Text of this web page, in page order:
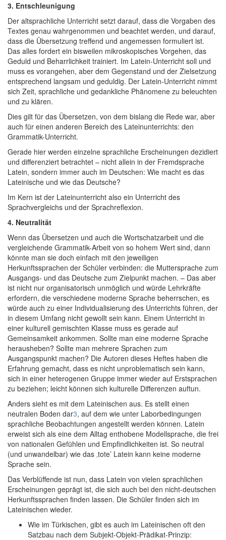
3. Entschleunigung
Der altsprachliche Unterricht setzt darauf, dass die Vorgaben des
Textes genau wahrgenommen und beachtet werden, und darauf,
dass die Übersetzung treffend und angemessen formuliert ist.
Das alles fordert ein bisweilen mikroskopisches Vorgehen, das
Geduld und Beharrlichkeit trainiert. Im Latein-Unterricht soll und
muss es vorangehen, aber dem Gegenstand und der Zielsetzung
entsprechend langsam und geduldig. Der Latein-Unterricht nimmt
sich Zeit, sprachliche und gedankliche Phänomene zu beleuchten
und zu klären.
Dies gilt für das Übersetzen, von dem bislang die Rede war, aber
auch für einen anderen Bereich des Lateinunterrichts: den
Grammatik-Unterricht.
Gerade hier werden einzelne sprachliche Erscheinungen dezidiert
und differenziert betrachtet – nicht allein in der Fremdsprache
Latein, sondern immer auch im Deutschen: Wie macht es das
Lateinische und wie das Deutsche?
Im Kern ist der Lateinunterricht also ein Unterricht des
Sprachvergleichs und der Sprachreflexion.
4. Neutralität
Wenn das Übersetzen und auch die Wortschatzarbeit und die
vergleichende Grammatik-Arbeit von so hohem Wert sind, dann
könnte man sie doch einfach mit den jeweiligen
Herkunftssprachen der Schüler verbinden: die Muttersprache zum
Ausgangs- und das Deutsche zum Zielpunkt machen. – Das aber
ist nicht nur organisatorisch unmöglich und würde Lehrkräfte
erfordern, die verschiedene moderne Sprache beherrschen, es
würde auch zu einer Individualisierung des Unterrichts führen, der
in diesem Umfang nicht gewollt sein kann. Einem Unterricht in
einer kulturell gemischten Klasse muss es gerade auf
Gemeinsamkeit ankommen. Sollte man eine moderne Sprache
herausheben? Sollte man mehrere Sprachen zum
Ausgangspunkt machen? Die Autoren dieses Heftes haben die
Erfahrung gemacht, dass es nicht unproblematisch sein kann,
sich in einer heterogenen Gruppe immer wieder auf Erstsprachen
zu beziehen; leicht können sich kulturelle Differenzen auftun.
Anders sieht es mit dem Lateinischen aus. Es stellt einen
neutralen Boden dar3, auf dem wie unter Laborbedingungen
sprachliche Beobachtungen angestellt werden können. Latein
erweist sich als eine dem Alltag enthobene Modellsprache, die frei
von nationalen Gefühlen und Empfindlichkeiten ist. So neutral
(und unwandelbar) wie das ‚tote’ Latein kann keine moderne
Sprache sein.
Das Verblüffende ist nun, dass Latein von vielen sprachlichen
Erscheinungen geprägt ist, die sich auch bei den nicht-deutschen
Herkunftssprachen finden lassen. Die Schüler finden sich im
Lateinischen wieder.
Wie im Türkischen, gibt es auch im Lateinischen oft den
Satzbau nach dem Subjekt-Objekt-Prädikat-Prinzip: